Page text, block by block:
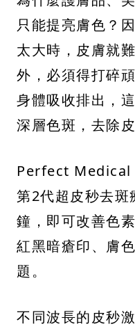
只能提亮膚色？
太大時，皮膚就
外，必須得打碎
身體吸收排出，
深層色斑，去除
Perfect Medical
第2代超皮秒去斑
鐘，即可改善色
紅黑暗瘡印、膚
題。
不同波長的皮秒